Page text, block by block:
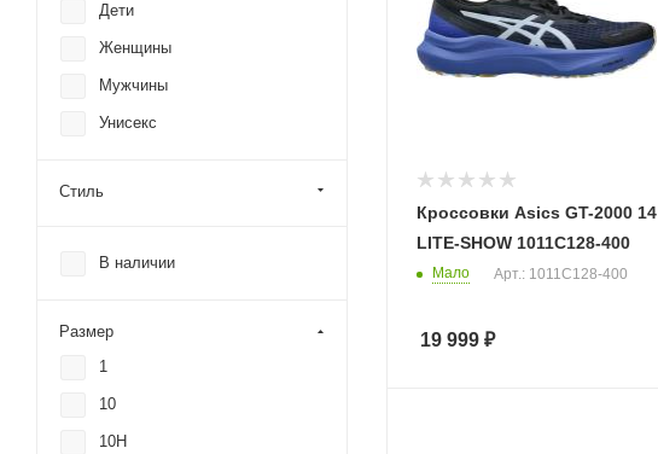
Кроссовки Asics GT-2000 14
LITE-SHOW 1011C128-400
Мало Арт.: 1011C128-400
19 999 ₽
Черный
Серый
Красный
Дети
Женщины
Мужчины
Унисекс
Стиль
В наличии
Размер
1
10
10H